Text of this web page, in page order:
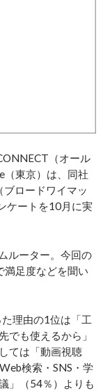
（オール
（東京）は、同社
ロードワイマッ
ケートを10月に実
ルーター。今回の
満足度などを聞い
理由の1位は「工
でも使えるから」
ては「動画視聴
検索・SNS・学
」（54％）よりも